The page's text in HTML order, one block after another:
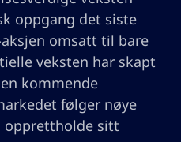
oppgang det siste
omsatt til bare
veksten har skapt
kommende
følger nøye
opprettholde sitt